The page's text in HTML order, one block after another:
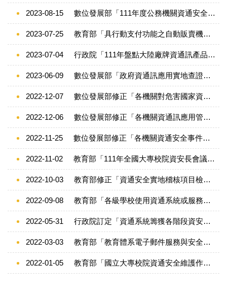
2023-08-15 數位發展部「111年度公務機關資通安全稽核作業共同發現事項」
2023-07-25 教育部「具行動支付功能之自動販賣機，設置須符合相關資安規定」
2023-07-04 行政院「111年盤點大陸廠牌資通訊產品及委外營運公眾場域契約之評估結果」
2023-06-09 數位發展部「政府資通訊應用實地查證作業要點」
2022-12-07 數位發展部修正「各機關對危害國家資通安全產品限制使用原則」
2022-12-06 數位發展部修正「各機關資通訊應用管理要點」
2022-11-25 數位發展部修正「各機關資通安全事件通報及應變處理作業程序」
2022-11-02 教育部「111年全國大專校院資安長會議紀錄」
2022-10-03 教育部修正「資通安全實地稽核項目檢核表」
2022-09-08 教育部「各級學校使用資通系統或服務蒐集及使用個 人資料之注意事項」
2022-05-31 行政院訂定「資通系統籌獲各階段資安強化措施」試行一年
2022-03-03 教育部「教育體系電子郵件服務與安全管理指引」
2022-01-05 教育部「國立大專校院資通安全維護作業指引」